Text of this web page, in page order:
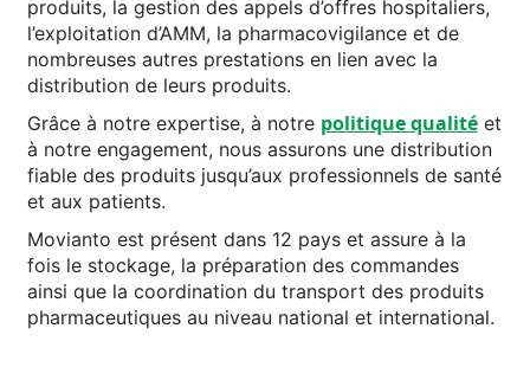
produits, la gestion des appels d’offres hospitaliers,
l’exploitation d’AMM, la pharmacovigilance et de
nombreuses autres prestations en lien avec la
distribution de leurs produits.
Grâce à notre expertise, à notre politique qualitéet
à notre engagement, nous assurons une distribution
fiable des produits jusqu’aux professionnels de santé
et aux patients.
Movianto est présent dans 12 pays et assure à la
fois le stockage, la préparation des commandes
ainsi que la coordination du transport des produits
pharmaceutiques au niveau national et international.